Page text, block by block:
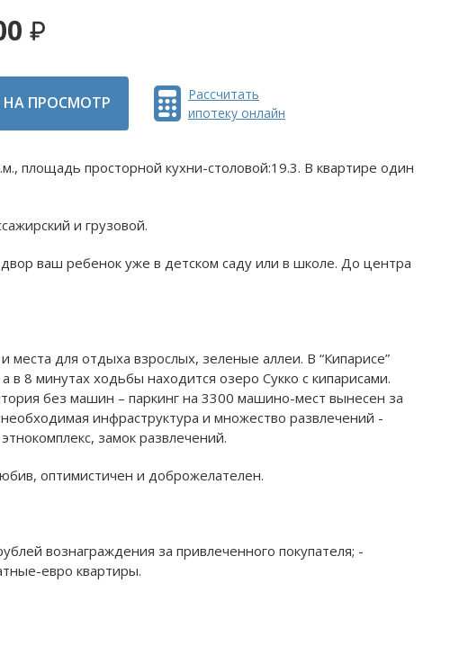
НА ПРОСМОТР
Рассчитать
ипотеку онлайн
площадь просторной кухни-столовой:19.3. B квартире один
и грузовой.
ваш ребенок уже в детском саду или в школе. До центра
места для отдыха взрослых, зеленые аллеи. В “Кипарисе”
8 минутах ходьбы находится озеро Сукко с кипарисами.
без машин – паркинг на 3300 машино-мест вынесен за
инфраструктура и множество развлечений -
замок развлечений.
оптимистичен и доброжелателен.
вознаграждения за привлеченного покупателя; -
евро квартиры.